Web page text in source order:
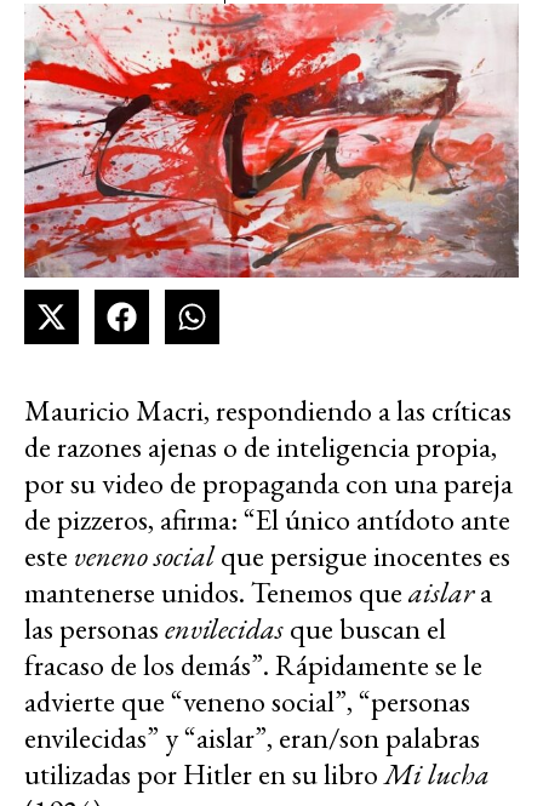
Mauricio Macri, respondiendo a las críticas
de razones ajenas o de inteligencia propia,
por su video de propaganda con una pareja
de pizzeros, afirma: “El único antídoto ante
este veneno socialque persigue inocentes es
mantenerse unidos. Tenemos queaislara
las personasenvilecidasque buscan el
fracaso de los demás”. Rápidamente se le
advierte que “veneno social”, “personas
envilecidas” y “aislar”, eran/son palabras
utilizadas por Hitler en su libroMi lucha